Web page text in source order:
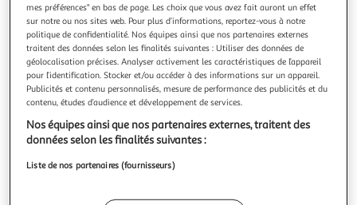
LULU L'OURSON
Gâteaux à la fraise sachets individuels
LU LULU Ourson : croquer l'oreille en premier de ce biscuit
iconique en forme d'ourson
En savoir +
3x150g 3x5 gâteaux
Vous voulez connaître le prix de ce produit ?
Afficher le prix
mes préférences" en bas de page. Les choix que vous avez fait auront un effet
sur notre ou nos sites web. Pour plus d’informations, reportez-vous à notre
politique de confidentialité. Nos équipes ainsi que nos partenaires externes
traitent des données selon les finalités suivantes : Utiliser des données de
géolocalisation précises. Analyser activement les caractéristiques de l’appareil
pour l’identification. Stocker et/ou accéder à des informations sur un appareil.
Publicités et contenu personnalisés, mesure de performance des publicités et du
contenu, études d’audience et développement de services.
Nos équipes ainsi que nos partenaires externes, traitent des
données selon les finalités suivantes :
Liste de nos partenaires (fournisseurs)